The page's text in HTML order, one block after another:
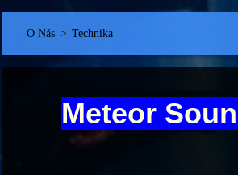
O Nás > Technika
Meteor